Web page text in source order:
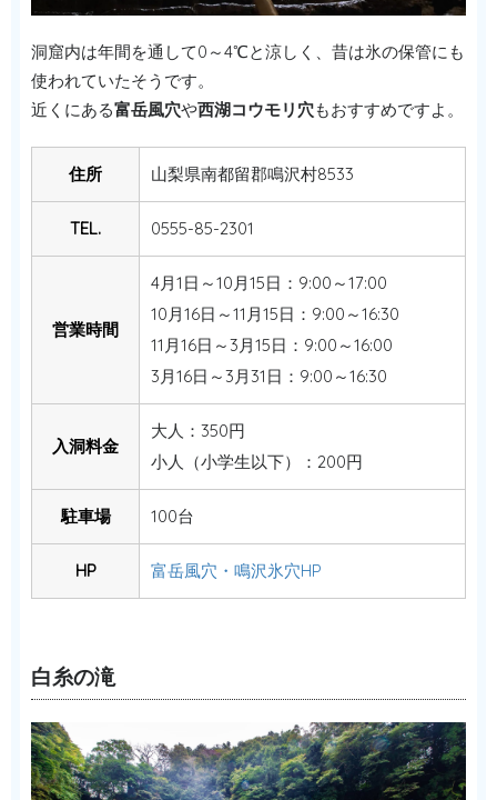
洞窟内は年間を通して0～4℃と涼しく、昔は氷の保管にも
使われていたそうです。
近くにある富岳風穴や西湖コウモリ穴もおすすめですよ。
住所 山梨県南都留郡鳴沢村8533
TEL. 0555-85-2301
営業時間
4月1日～10月15日：9:00～17:00
10月16日～11月15日：9:00～16:30
11月16日～3月15日：9:00～16:00
3月16日～3月31日：9:00～16:30
入洞料金
大人：350円
小人（小学生以下）：200円
駐車場 100台
HP 富岳風穴・鳴沢氷穴HP
白糸の滝